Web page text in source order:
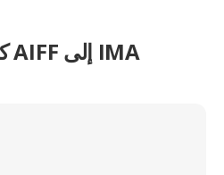
كيفية تحويل AIFF إلى IMA